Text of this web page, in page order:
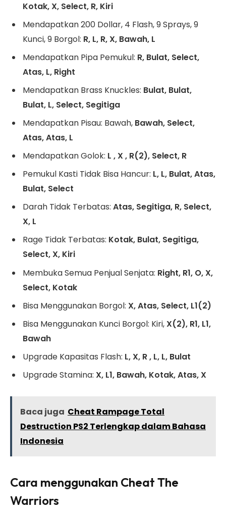
Kotak, X, Select, R, Kiri
Mendapatkan 200 Dollar, 4 Flash, 9 Sprays, 9
Kunci, 9 Borgol: R, L, R, X, Bawah, L
Mendapatkan Pipa Pemukul: R, Bulat, Select,
Atas, L, Right
Mendapatkan Brass Knuckles: Bulat, Bulat,
Bulat, L, Select, Segitiga
Mendapatkan Pisau: Bawah, Bawah, Select,
Atas, Atas, L
Mendapatkan Golok: L , X , R(2), Select, R
Pemukul Kasti Tidak Bisa Hancur: L, L, Bulat, Atas,
Bulat, Select
Darah Tidak Terbatas: Atas, Segitiga, R, Select,
X, L
Rage Tidak Terbatas: Kotak, Bulat, Segitiga,
Select, X, Kiri
Membuka Semua Penjual Senjata: Right, R1, O, X,
Select, Kotak
Bisa Menggunakan Borgol: X, Atas, Select, L1(2)
Bisa Menggunakan Kunci Borgol: Kiri,X(2), R1, L1,
Bawah
Upgrade Kapasitas Flash: L, X, R , L, L, Bulat
Upgrade Stamina: X, L1, Bawah, Kotak, Atas, X
Baca juga Cheat Rampage Total
Destruction PS2 Terlengkap dalam Bahasa
Indonesia
Cara menggunakan Cheat The
Warriors